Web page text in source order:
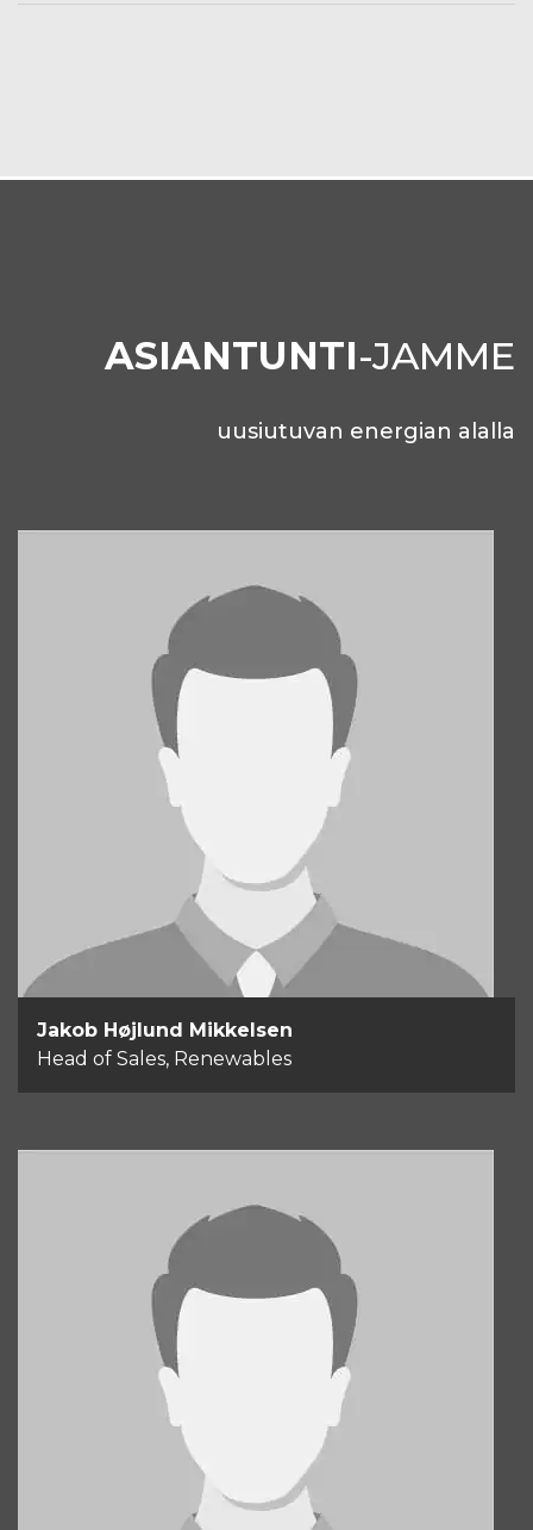
ASIANTUNTI-JAMME
uusiutuvan energian alalla
Jakob Højlund Mikkelsen
Head of Sales, Renewables
Jakob Højlund Mikkelsen
Head of Sales, Renewables
+45 28 79 77 59
Carsten Jensen
Key Account Manager, Renewables
+45 41 37 14 03